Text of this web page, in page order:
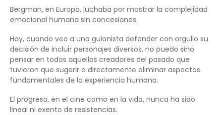
Bergman, en Europa, luchaba por mostrar la complejidad
emocional humana sin concesiones.
Hoy, cuando veo a una guionista defender con orgullo su
decisión de incluir personajes diversos, no puedo sino
pensar en todos aquellos creadores del pasado que
tuvieron que sugerir o directamente eliminar aspectos
fundamentales de la experiencia humana.
El progreso, en el cine como en la vida, nunca ha sido
lineal ni exento de resistencias.